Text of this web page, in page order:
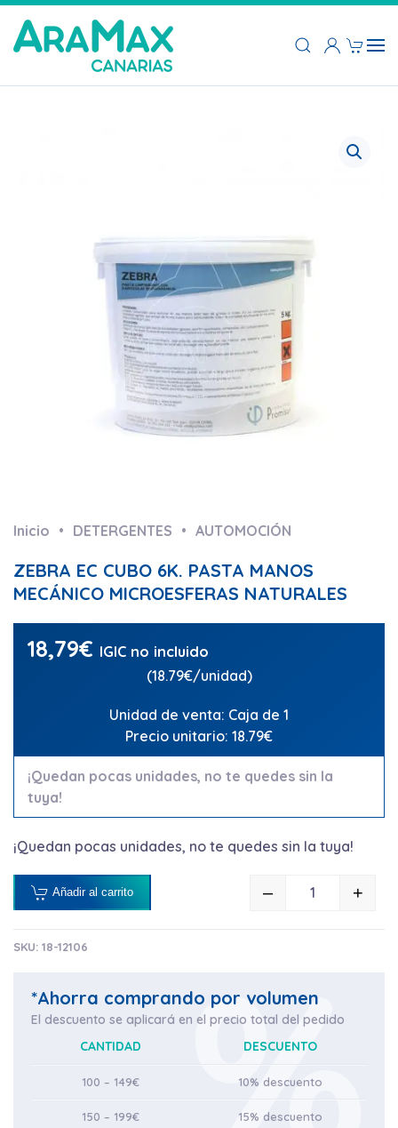
Inicio DETERGENTES AUTOMOCIÓN
ZEBRA EC CUBO 6K. PASTA MANOS
MECÁNICO MICROESFERAS NATURALES
18,79€ IGIC no incluido
(18.79€/unidad)
Unidad de venta: Caja de 1
Precio unitario: 18.79€
¡Quedan pocas unidades, no te quedes sin la
tuya!
¡Quedan pocas unidades, no te quedes sin la tuya!
ZEBRA EC
– +
Añadir al carrito
SKU: 18-12106
*Ahorra comprando por volumen
El descuento se aplicará en el precio total del pedido
CANTIDAD
DESCUENTO
100 – 149€ 10% descuento
150 – 199€ 15% descuento